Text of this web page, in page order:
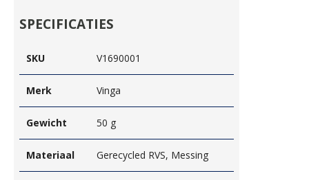
SPECIFICATIES
SKU V1690001
Merk Vinga
Gewicht 50 g
Materiaal Gerecycled RVS, Messing